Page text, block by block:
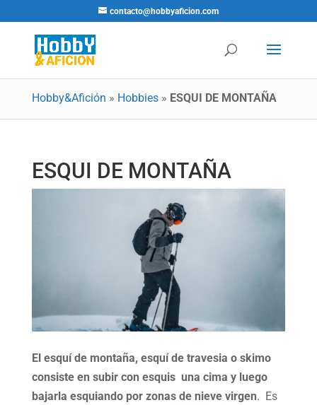
contacto@hobbyaficion.com
Hobby&Afición » Hobbies» ESQUI DE MONTAÑA
ESQUI DE MONTAÑA
El esquí de montaña, esquí de travesia o skimo
consiste en subir con esquis una cima y luego
bajarla esquiando por zonas de nieve virgen. Es